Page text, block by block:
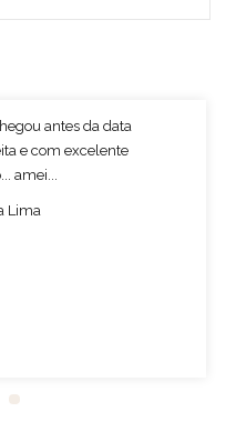
antes da data
e com excelente
amei...
Lima